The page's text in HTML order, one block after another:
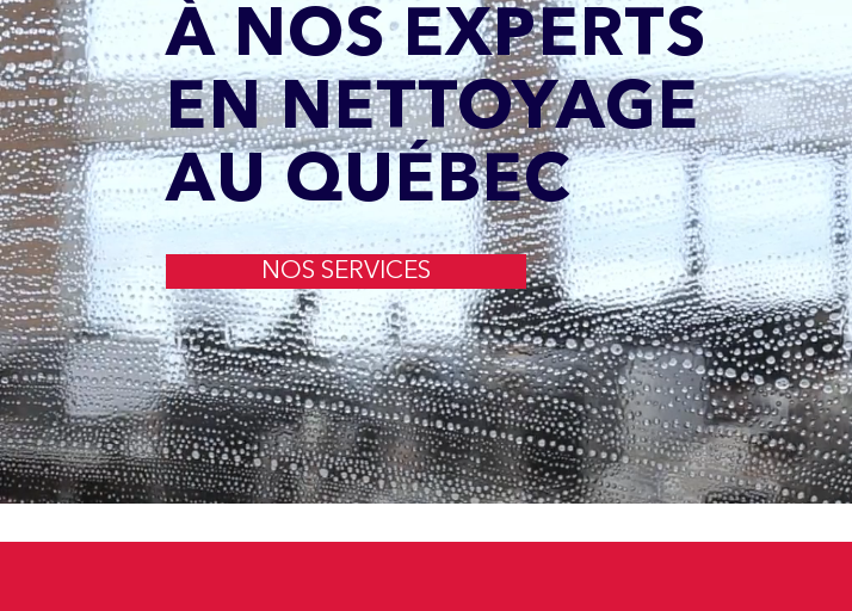
À NOS EXPERTS
EN NETTOYAGE
AU QUÉBEC
NOS SERVICES